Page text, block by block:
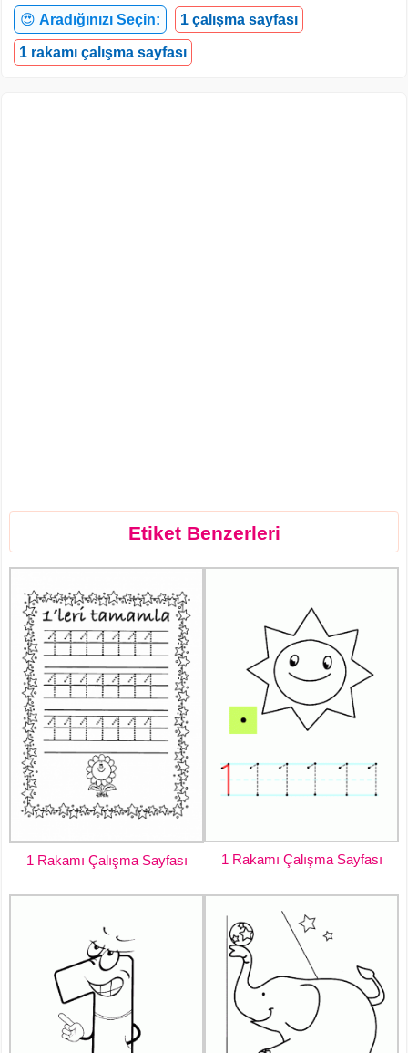
😍 Aradığınızı Seçin: 1 çalışma sayfası
1 rakamı çalışma sayfası
Etiket Benzerleri
1 Rakamı Çalışma Sayfası 1 Rakamı Çalışma Sayfası